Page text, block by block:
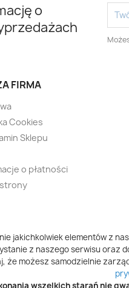
o
FIRMA
Cookies
Sklepu
o płatności
jakichkolwiek elementów z
z naszego serwisu
że możesz samodzielnie
wszelkich starań nie